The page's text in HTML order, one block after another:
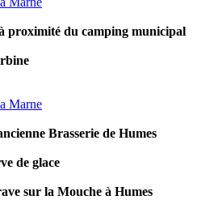
proximité du camping municipal
Marne
Brasserie de Humes
de glace
sur la Mouche à Humes